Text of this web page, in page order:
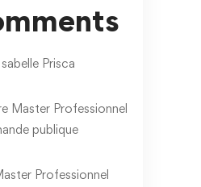
février 11, 2022
1 158 views
Prisca
Master Professionnel
publique
Professionnel